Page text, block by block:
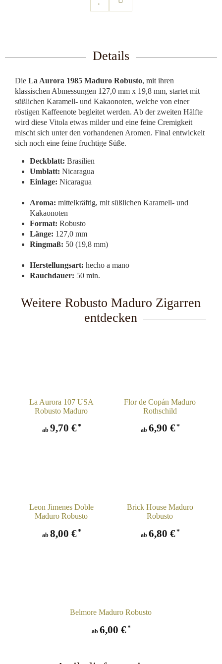
Details
Die La Aurora 1985 Maduro Robusto, mit ihren
klassischen Abmessungen 127,0 mm x 19,8 mm, startet mit
süßlichen Karamell- und Kakaonoten, welche von einer
röstigen Kaffeenote begleitet werden. Ab der zweiten Hälfte
wird diese Vitola etwas milder und eine feine Cremigkeit
mischt sich unter den vorhandenen Aromen. Final entwickelt
sich noch eine feine fruchtige Süße.
Deckblatt: Brasilien
Umblatt: Nicaragua
Einlage: Nicaragua
Aroma: mittelkräftig, mit süßlichen Karamell- und
Kakaonoten
Format: Robusto
Länge: 127,0 mm
Ringmaß: 50 (19,8 mm)
Herstellungsart: hecho a mano
Rauchdauer: 50 min.
Weitere Robusto Maduro Zigarren
entdecken
La Aurora 107 USA
Robusto Maduro
ab 9,70 €*
Flor de Copán Maduro
Rothschild
ab 6,90 €*
Leon Jimenes Doble
Maduro Robusto
ab 8,00 €*
Brick House Maduro
Robusto
ab 6,80 €*
Belmore Maduro Robusto
ab 6,00 €*